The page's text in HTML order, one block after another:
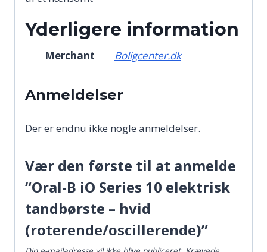
Yderligere information
Merchant Boligcenter.dk
Anmeldelser
Der er endnu ikke nogle anmeldelser.
Vær den første til at anmelde
“Oral-B iO Series 10 elektrisk
tandbørste – hvid
(roterende/oscillerende)”